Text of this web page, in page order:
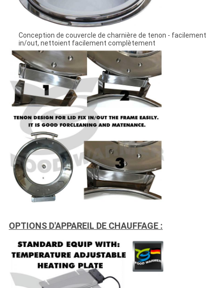
Conception de couvercle de charnière de tenon - facilement
in/out, nettoient facilement complètement
OPTIONS D'APPAREIL DE CHAUFFAGE :